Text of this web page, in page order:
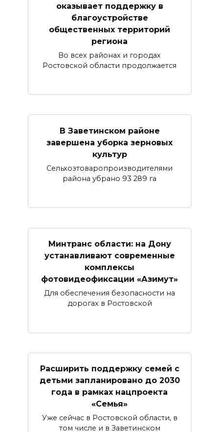
оказывает поддержку в
благоустройстве
общественных территорий
региона
Во всех районах и городах
Ростовской области продолжается
В Заветинском районе
завершена уборка зерновых
культур
Сельхозтоваропроизводителями
района убрано 93 289 га
Минтранс области: на Дону
устанавливают современные
комплексы
фотовидеофиксации «Азимут»
Для обеспечения безопасности на
дорогах в Ростовской
Расширить поддержку семей с
детьми запланировано до 2030
года в рамках нацпроекта
«Семья»
Уже сейчас в Ростовской области, в
том числе и в Заветинском